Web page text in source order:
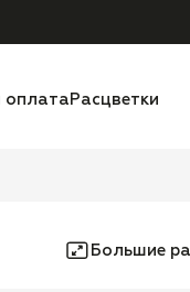
оплата Расцветки
Большие